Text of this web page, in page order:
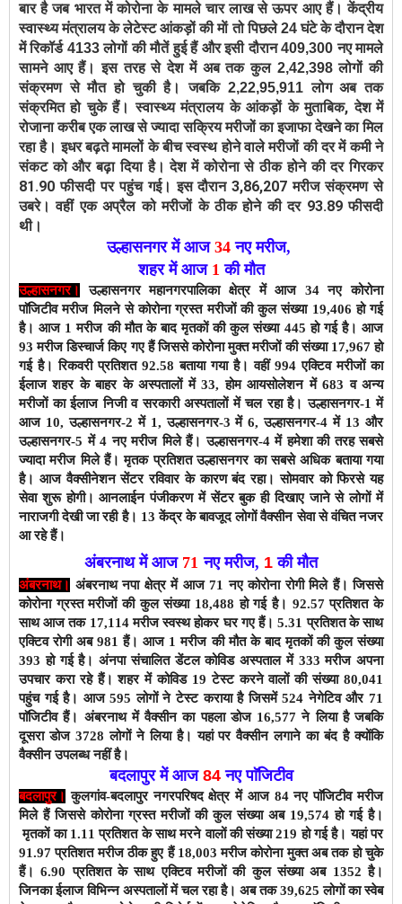
बार है जब भारत में कोरोना के मामले चार लाख से ऊपर आए हैं। केंद्रीय
स्वास्थ्य मंत्रालय के लेटेस्ट आंकड़ों की माें तो पिछले 24 घंटे के दौरान देश
में रिकॉर्ड 4133 लोगों की मौतें हुई हैं और इसी दौरान 409,300 नए मामले
सामने आए हैं। इस तरह से देश में अब तक कुल 2,42,398 लोगों की
संक्रमण से मौत हो चुकी है। जबकि 2,22,95,911 लोग अब तक
संक्रमित हो चुके हैं।स्वास्थ्य मंत्रालय के आंकड़ों के मुताबिक, देश में
रोजाना करीब एक लाख से ज्यादा सक्रिय मरीजों का इजाफा देखने का मिल
रहा है। इधर बढ़ते मामलों के बीच स्वस्थ होने वाले मरीजों की दर में कमी ने
संकट को और बढ़ा दिया है। देश में कोरोना से ठीक होने की दर गिरकर
81.90 फीसदी पर पहुंच गई। इस दौरान 3,86,207 मरीज संक्रमण से
उबरे। वहीं एक अप्रैल को मरीजों के ठीक होने की दर 93.89 फीसदी
थी।
उल्हासनगर में आज 34 नए मरीज,
शहर में आज 1 की मौत
उल्हासनगर। उल्हासनगर महानगरपालिका क्षेत्र मेंआज 34नए कोरोना
पाॅजिटीव मरीज मिलने से कोरोना ग्रस्त मरीजों की कुल संख्या 19,406 हो गई
है। आज 1 मरीज की मौत के बादमृतकों की कुल संख्या 445 हो गई है। आज
93 मरीज डिस्चार्ज किए गए हैं जिससे कोरोना मुक्त मरीजों की संख्या 17,967 हो
गई है।रिकवरी प्रतिशत 92.58 बताया गया है। वहीं994 एक्टिव मरीजोंका
ईलाज शहर के बाहर के अस्पतालों में 33, होम आयसोलेशन में 683 व अन्य
मरीजों का ईलाज निजी व सरकारी अस्पतालों में चल रहा है। उल्हासनगर-1 में
आज 10, उल्हासनगर-2 में 1, उल्हासनगर-3 में 6, उल्हासनगर-4 में 13 और
उल्हासनगर-5 में 4 नए मरीज मिले हैं। उल्हासनगर-4 में हमेशा की तरह सबसे
ज्यादा मरीज मिले हैं। मृतक प्रतिशत उल्हासनगर का सबसे अधिक बताया गया
है। आज वैक्सीनेशन सेंटर रविवार के कारण बंद रहा। सोमवार को फिरसे यह
सेवा शुरू होगी। आनलाईन पंजीकरण में सेंटर बुक ही दिखाए जाने से लोगों में
नाराजगी देखी जा रही है। 13 केंद्र के बावजूद लोगों वैक्सीन सेवा से वंचित नजर
आ रहे हैं।
अंबरनाथ में आज 71 नए मरीज, 1 की मौत
अंबरनाथ। अंबरनाथ नपा क्षेत्र में आज 71 नए कोरोना रोगी मिले हैं। जिससे
कोरोना ग्रस्त मरीजों की कुल संख्या 18,488 हो गई है। 92.57 प्रतिशत के
साथआज तक 17,114 मरीज स्वस्थ होकर घर गए हैं। 5.31 प्रतिशत के साथ
एक्टिव रोगी अब 981 हैं। आज 1 मरीज की मौत के बाद मृतकोंकी कुल संख्या
393 हो गई है। अंनपा संचालित डेंटल कोविड अस्पताल में 333 मरीज अपना
उपचार करा रहे हैं। शहर में कोविड 19 टेस्ट करने वालों की संख्या 80,041
पहुंच गई है। आज 595 लोगों ने टेस्ट कराया है जिसमें 524 नेगेटिव और 71
पाॅजिटीव हैं। अंबरनाथ में वैक्सीन का पहला डोज 16,577 ने लिया है जबकि
दूसरा डोज 3728 लोगों ने लिया है। यहां पर वैक्सीन लगाने का बंद है क्योंकि
वैक्सीन उपलब्ध नहीं है।
बदलापुर में आज 84 नए पाॅजिटीव
बदलापुर। कुलगांव-बदलापुर नगरपरिषद क्षेत्र में आज 84नए पाॅजिटीव मरीज
मिले हैं जिससे कोरोना ग्रस्त मरीजों की कुल संख्या अब 19,574 होगई है।
मृतकों का 1.11 प्रतिशत के साथ मरने वालों की संख्या 219 हो गई है।यहां पर
91.97प्रतिशत मरीज ठीक हुए हैं 18,003मरीज कोरोना मुक्त अब तक हो चुके
हैं। 6.90प्रतिशत के साथ एक्टिव मरीजों की कुल संख्या अब 1352 है।
जिनका ईलाज विभिन्न अस्पतालों में चल रहा है। अब तक 39,625लोगों का स्वेब